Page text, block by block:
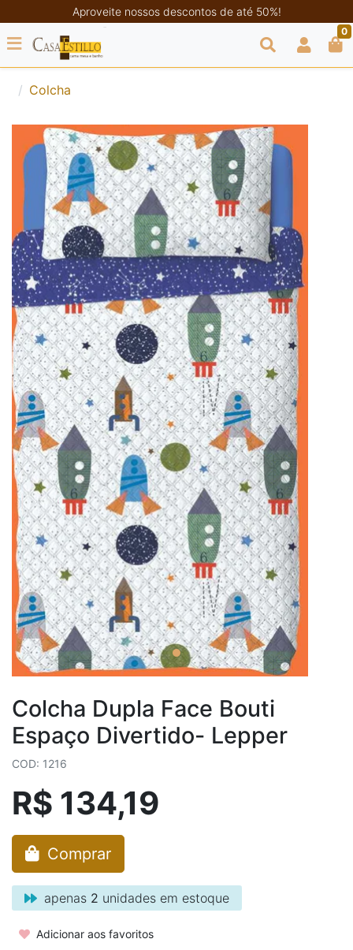
Aproveite nossos descontos de até 50%!
0
Colcha
Colcha Dupla Face Bouti
Espaço Divertido- Lepper
COD: 1216
R$ 134,19
Comprar
apenas 2 unidades em estoque
Adicionar aos favoritos